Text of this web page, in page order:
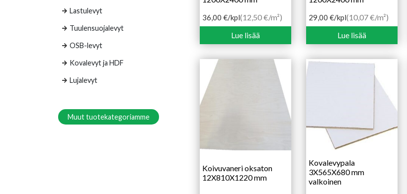
Lastulevyt
Tuulensuojalevyt
OSB-levyt
Kovalevyt ja HDF
Lujalevyt
Muut tuotekategoriamme
36,00 €/kpl(12,50 €/m²)
Lue lisää
29,00 €/kpl(10,07 €/m²)
Lue lisää
Koivuvaneri oksaton
12X810X1220 mm
Kovalevypala
3X565X680 mm
valkoinen